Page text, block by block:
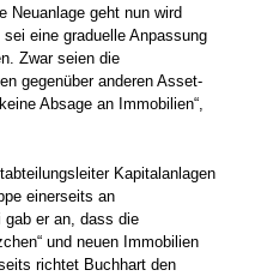
Neuanlage geht nun wird
eine graduelle Anpassung
Zwar seien die
gegenüber anderen Asset-
Absage an Immobilien“,
Kapitalanlagen
einerseits an
gab er an, dass die
und neuen Immobilien
richtet Buchhart den